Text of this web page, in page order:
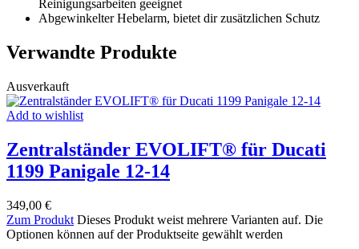
Reinigungsarbeiten geeignet
Abgewinkelter Hebelarm, bietet dir zusätzlichen Schutz
Verwandte Produkte
Ausverkauft
Add to wishlist
Zentralständer EVOLIFT® für Ducati
1199 Panigale 12-14
349,00 €
Zum Produkt Dieses Produkt weist mehrere Varianten auf. Die
Optionen können auf der Produktseite gewählt werden